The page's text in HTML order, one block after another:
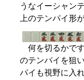
うなイーシャン
上のテンパイ形
何を切るかです
のテンパイを狙い
パイも視野に入